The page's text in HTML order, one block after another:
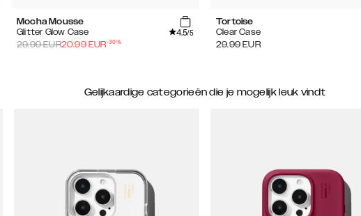
Mocha Mousse
Glitter Glow Case
4.5/5
29.99EUR20.99 EUR-30%
Tortoise
Clear Case
29.99 EUR
Gelijkaardige categorieën die je mogelijk leuk vindt